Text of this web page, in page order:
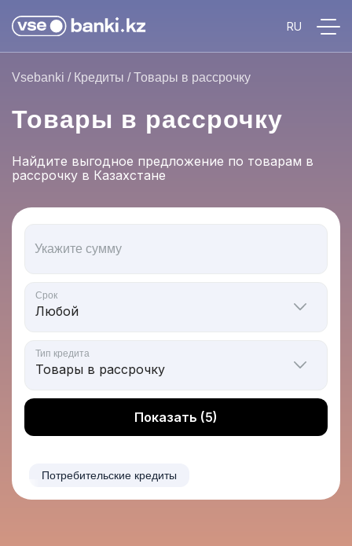
Vsebanki / Кредиты /Товары в рассрочку
Товары в рассрочку
Найдите выгодное предложение по товарам в
рассрочку в Казахстане
Укажите сумму
Срок
Тип кредита
Показать (5)
Потребительские кредиты